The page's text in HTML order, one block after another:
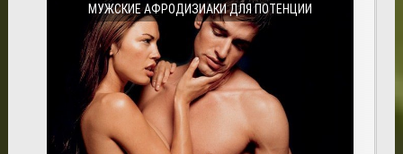
МУЖСКИЕ АФРОДИЗИАКИ ДЛЯ ПОТЕНЦИИ